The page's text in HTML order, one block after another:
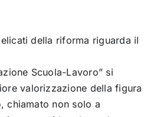
della riforma riguarda il
Scuola-Lavoro” si
valorizzazione della figura
chiamato non solo a